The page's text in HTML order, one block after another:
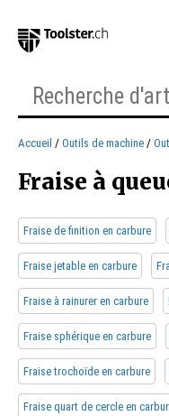
Accueil Outils de machine
Fraise à
Fraise de finition en carbure
Fraise jetable en carbure
Fraise à rainurer en carbure
Fraise sphérique en carbure
Fraise trochoïde en carbure
Fraise quart de cercle en